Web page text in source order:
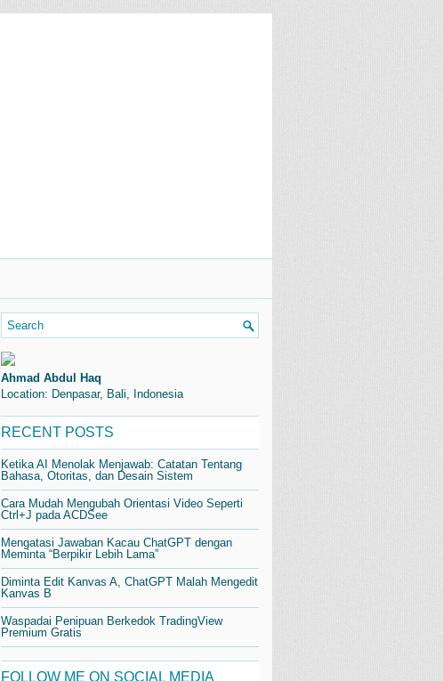
Ahmad Abdul Haq
Location: Denpasar, Bali, Indonesia
RECENT POSTS
Ketika AI Menolak Menjawab: Catatan Tentang
Bahasa, Otoritas, dan Desain Sistem
Cara Mudah Mengubah Orientasi Video Seperti
Ctrl+J pada ACDSee
Mengatasi Jawaban Kacau ChatGPT dengan
Meminta “Berpikir Lebih Lama”
Diminta Edit Kanvas A, ChatGPT Malah Mengedit
Kanvas B
Waspadai Penipuan Berkedok TradingView
Premium Gratis
FOLLOW ME ON SOCIAL MEDIA